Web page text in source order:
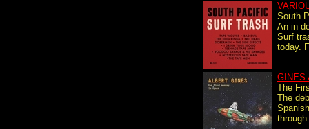
South
An in
Surf
today.
GINES
The
The